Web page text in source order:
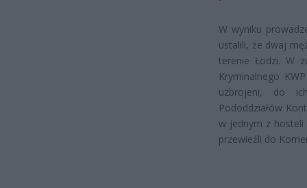
W wyniku
ustalili, że dwaj
terenie Łodzi. W
Kryminalnego
uzbrojeni, do
Pododdziałów
w jednym z hosteli
przewieźli do